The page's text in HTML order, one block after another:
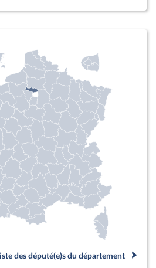
des député(e)s du département